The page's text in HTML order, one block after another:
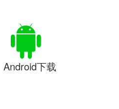
Android下载